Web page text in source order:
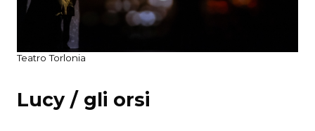
Teatro Torlonia
Lucy / gli orsi